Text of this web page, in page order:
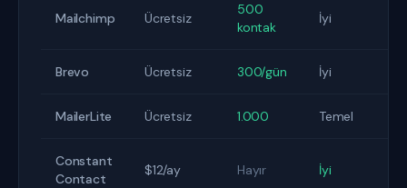
Mailchimp Ücretsiz
500
kontak
İyi
Brevo Ücretsiz 300/gün İyi
MailerLite Ücretsiz 1.000 Temel
Constant
Contact
$12/ay Hayır İyi